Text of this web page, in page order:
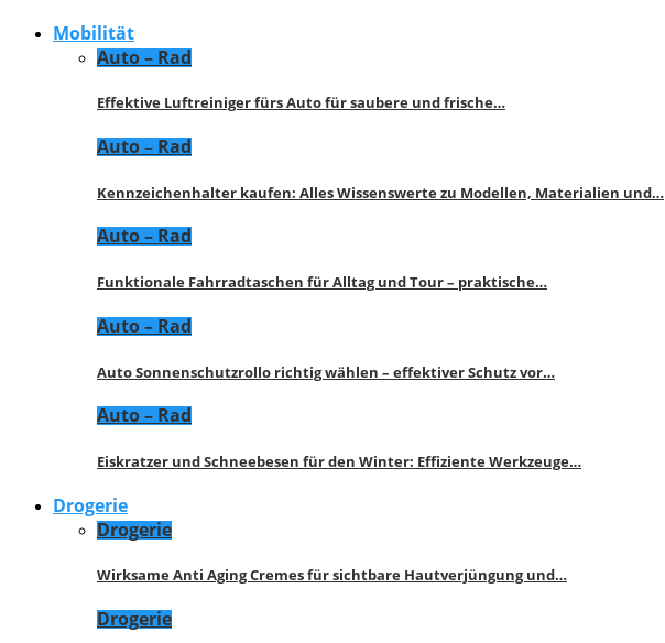
Mobilität
Auto – Rad
Effektive Luftreiniger fürs Auto für saubere und frische…
Auto – Rad
Kennzeichenhalter kaufen: Alles Wissenswerte zu Modellen, Materialien und…
Auto – Rad
Funktionale Fahrradtaschen für Alltag und Tour – praktische…
Auto – Rad
Auto Sonnenschutzrollo richtig wählen – effektiver Schutz vor…
Auto – Rad
Eiskratzer und Schneebesen für den Winter: Effiziente Werkzeuge…
Drogerie
Drogerie
Wirksame Anti Aging Cremes für sichtbare Hautverjüngung und…
Drogerie